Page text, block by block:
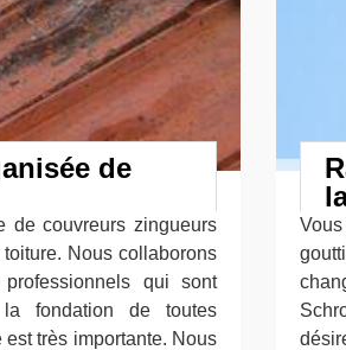
de
de couvreurs zingueurs
Nous collaborons
qui sont
la fondation de toutes
est très importante. Nous